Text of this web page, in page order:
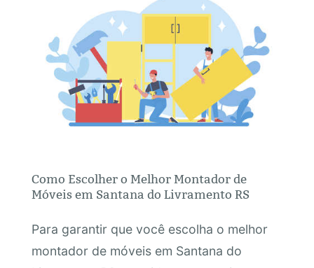
Como Escolher o Melhor Montador de
Móveis em Santana do Livramento RS
Para garantir que você escolha o melhor
montador de móveis em Santana do